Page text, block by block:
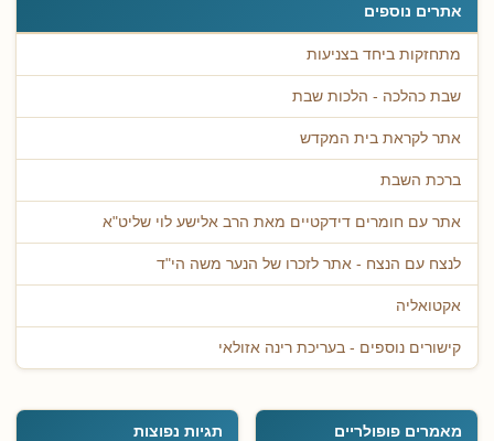
אתרים נוספים
מתחזקות ביחד בצניעות
שבת כהלכה - הלכות שבת
אתר לקראת בית המקדש
ברכת השבת
אתר עם חומרים דידקטיים מאת הרב אלישע לוי שליט"א
לנצח עם הנצח - אתר לזכרו של הנער משה הי"ד
אקטואליה
קישורים נוספים - בעריכת רינה אזולאי
מאמרים פופולריים תגיות נפוצות